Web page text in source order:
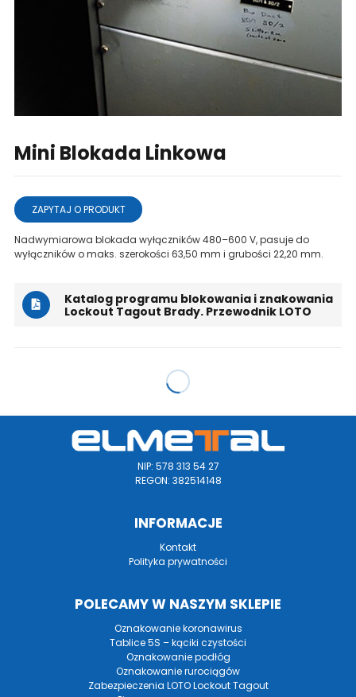
Mini Blokada Linkowa
ZAPYTAJ O PRODUKT
Nadwymiarowa blokada wyłączników 480–600 V, pasuje do
wyłączników o maks. szerokości 63,50 mm i grubości 22,20 mm.
Katalog programu blokowania i znakowania
Lockout Tagout Brady. Przewodnik LOTO
NIP: 578 313 54 27
REGON: 382514148
INFORMACJE
Kontakt
Polityka prywatności
POLECAMY W NASZYM SKLEPIE
Oznakowanie koronawirus
Tablice 5S – kąciki czystości
Oznakowanie podłóg
Oznakowanie rurociągów
Zabezpieczenia LOTO Lockout Tagout